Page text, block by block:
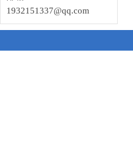
1932151337@qq.com